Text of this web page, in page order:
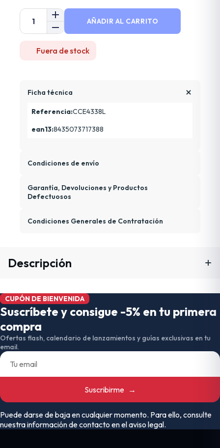
AÑADIR AL CARRITO
Fuera de stock
Ficha técnica
Referencia:CCE4338L
ean13:8435073717388
Condiciones de envío
Garantía, Devoluciones y Productos
Defectuosos
Condiciones Generales de Contratación
Descripción
CUPÓN DE BIENVENIDA
Suscríbete y consigue -5% en tu primera
compra
Ofertas flash, calendario de lanzamientos y guías exclusivas en tu
email.
Suscribirme →
Puede darse de baja en cualquier momento. Para ello, consulte
nuestra información de contacto en el aviso legal.